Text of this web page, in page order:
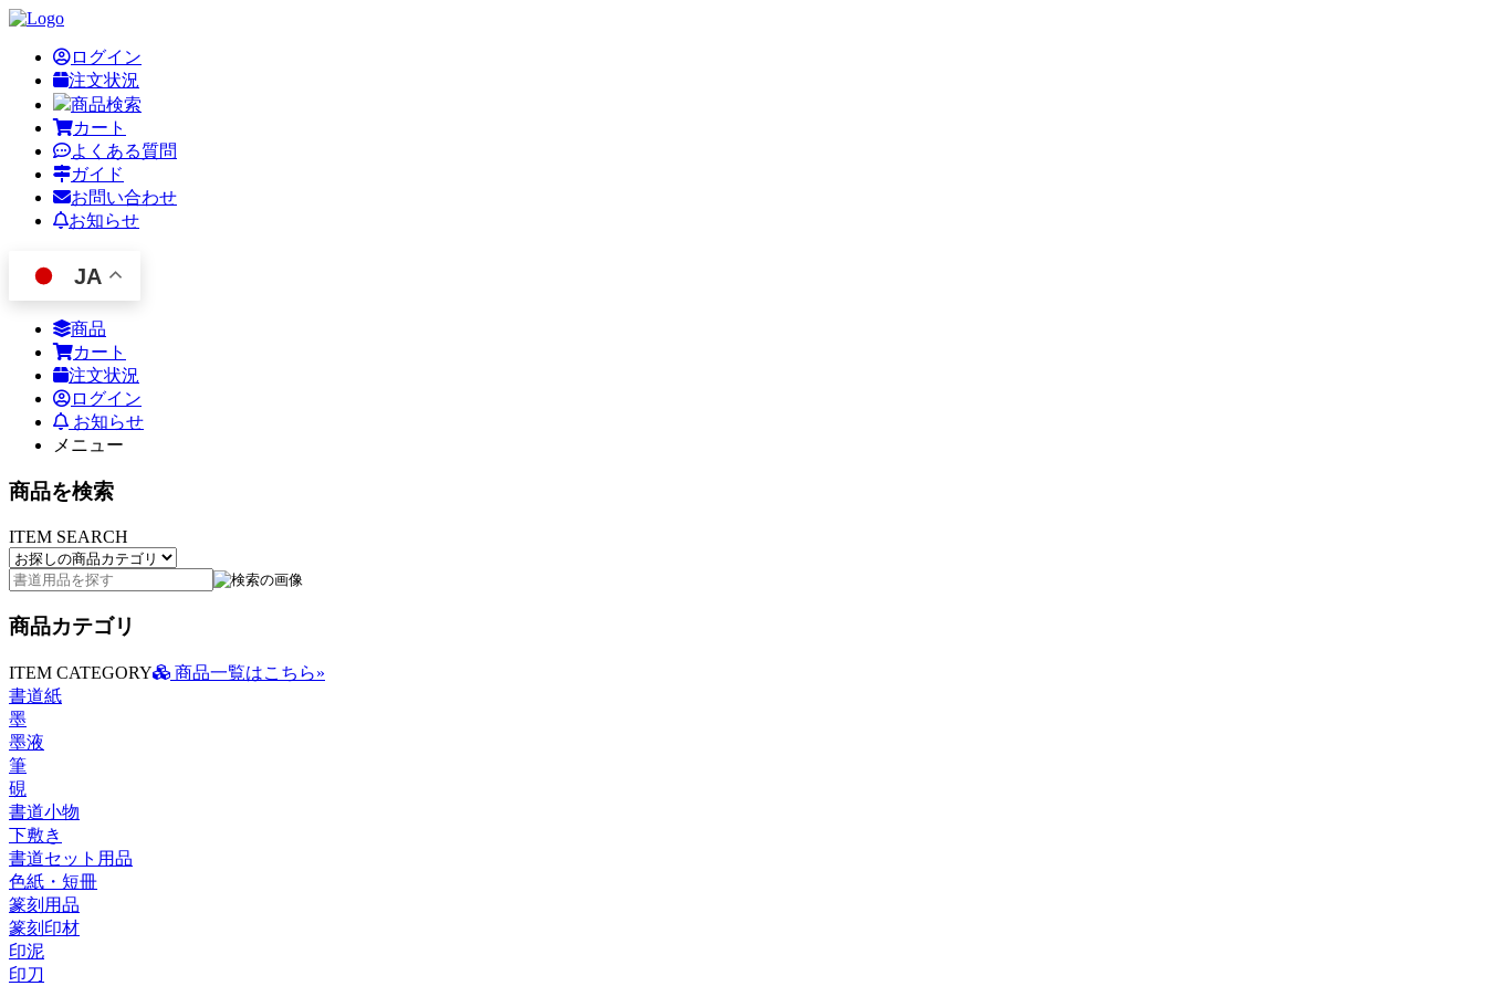
ログイン
注文状況
商品検索
カート
よくある質問
ガイド
お問い合わせ
お知らせ
JA
商品
カート
注文状況
ログイン
お知らせ
メニュー
商品を検索
ITEM SEARCH
商品カテゴリ
ITEM CATEGORY
商品一覧はこちら»
書道紙
墨
墨液
筆
硯
書道小物
下敷き
書道セット用品
色紙・短冊
篆刻用品
篆刻印材
印泥
印刀